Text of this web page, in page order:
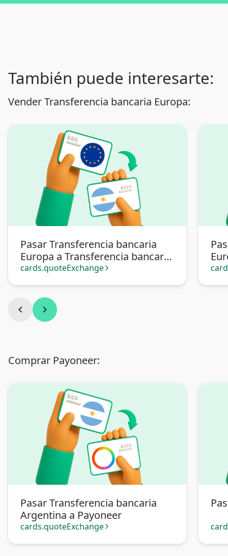
También puede interesarte:
Vender Transferencia bancaria Europa:
Pasar Transferencia bancaria
Europa a Transferencia bancaria
Argentina
cards.quoteExchange arrow_forward_ios
chevron_left chevron_right
Comprar Payoneer:
Pasar Transferencia bancaria
Argentina a Payoneer
cards.quoteExchange arrow_forward_ios